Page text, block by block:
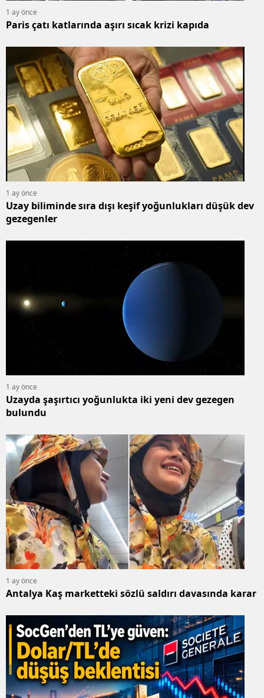
1 ay önce
Paris çatı katlarında aşırı sıcak krizi kapıda
1 ay önce
Uzay biliminde sıra dışı keşif yoğunlukları düşük dev
gezegenler
1 ay önce
Uzayda şaşırtıcı yoğunlukta iki yeni dev gezegen
bulundu
1 ay önce
Antalya Kaş marketteki sözlü saldırı davasında karar